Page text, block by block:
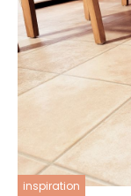
inspiration